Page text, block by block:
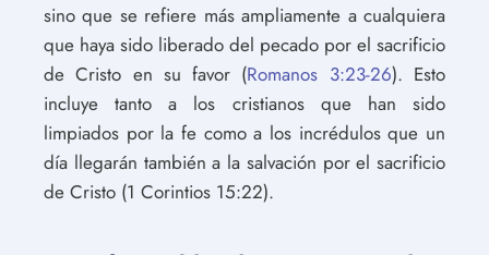
sino que se refiere más ampliamente a cualquiera
que haya sido liberado del pecado por el sacrificio
de Cristo en su favor (Romanos 3:23-26). Esto
incluye tanto a los cristianos que han sido
limpiados por la fe como a los incrédulos que un
día llegarán también a la salvación por el sacrificio
de Cristo (1 Corintios 15:22).